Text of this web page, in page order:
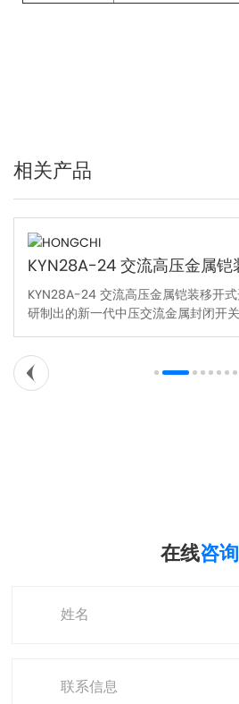
相关产品
KYN28A-24 交流高压金属铠
KYN28A-24 交流高压金属铠装移开
研制出的新一代中压交流金属封闭开
电路实行控制、保护及监测。额定电
4000A，额定短路开断电流最高
在线咨询